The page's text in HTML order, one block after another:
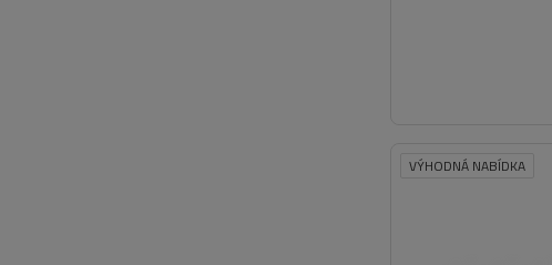
VÝHODNÁ NABÍDKA